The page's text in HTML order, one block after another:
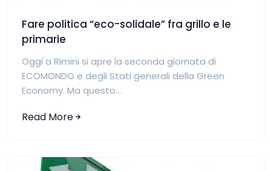
Fare politica “eco-solidale” fra grillo e le
primarie
Oggi a Rimini si apre la seconda giornata di
ECOMONDO e degli Stati generali della Green
Economy. Ma questo...
Read More